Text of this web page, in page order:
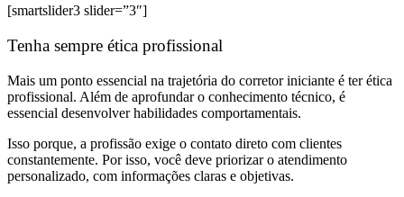
[smartslider3 slider=”3″]
Tenha sempre ética profissional
Mais um ponto essencial na trajetória do corretor iniciante é ter ética
profissional. Além de aprofundar o conhecimento técnico, é
essencial desenvolver habilidades comportamentais.
Isso porque, a profissão exige o contato direto com clientes
constantemente. Por isso, você deve priorizar o atendimento
personalizado, com informações claras e objetivas.